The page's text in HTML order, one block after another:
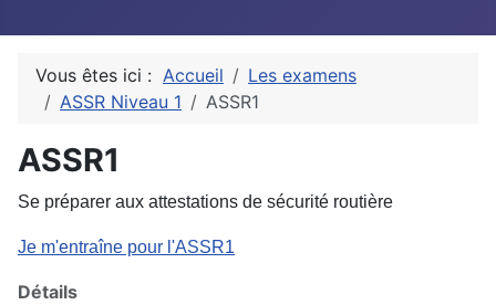
Vous êtes ici : Accueil
Les examens
ASSR Niveau 1
ASSR1
ASSR1
Se préparer aux attestations de sécurité routière
Je m'entraîne pour l'ASSR1
Détails